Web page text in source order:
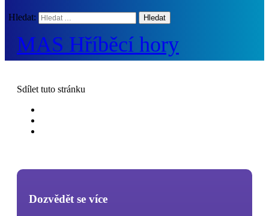
Hledat:
MAS Hříběcí hory
Sdílet tuto stránku
Dozvědět se více